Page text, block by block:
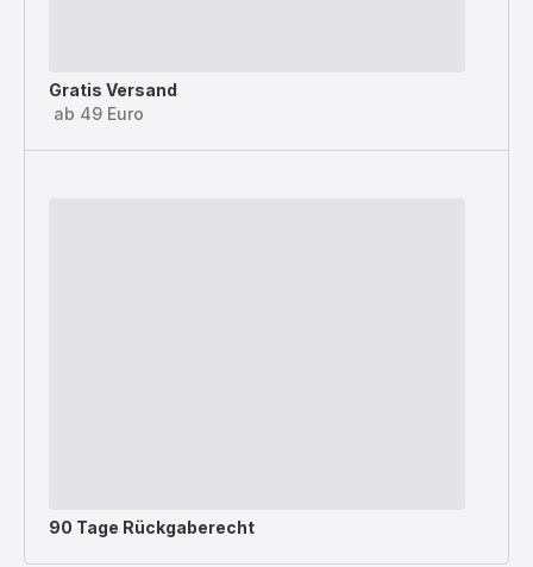
Gratis Versand
ab 49 Euro
90 Tage Rückgaberecht